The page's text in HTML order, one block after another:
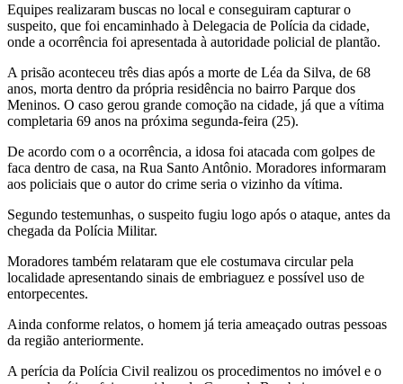
Equipes realizaram buscas no local e conseguiram capturar o
suspeito, que foi encaminhado à Delegacia de Polícia da cidade,
onde a ocorrência foi apresentada à autoridade policial de plantão.
A prisão aconteceu três dias após a morte de Léa da Silva, de 68
anos, morta dentro da própria residência no bairro Parque dos
Meninos. O caso gerou grande comoção na cidade, já que a vítima
completaria 69 anos na próxima segunda-feira (25).
De acordo com o a ocorrência, a idosa foi atacada com golpes de
faca dentro de casa, na Rua Santo Antônio. Moradores informaram
aos policiais que o autor do crime seria o vizinho da vítima.
Segundo testemunhas, o suspeito fugiu logo após o ataque, antes da
chegada da Polícia Militar.
Moradores também relataram que ele costumava circular pela
localidade apresentando sinais de embriaguez e possível uso de
entorpecentes.
Ainda conforme relatos, o homem já teria ameaçado outras pessoas
da região anteriormente.
A perícia da Polícia Civil realizou os procedimentos no imóvel e o